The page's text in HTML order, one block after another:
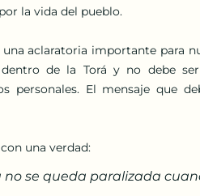
la vida del pueblo.
aclaratoria importante para
de la Torá y no debe
personales. El mensaje que
una verdad:
no se queda paralizada